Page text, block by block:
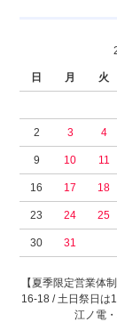
日 月 火
2 3 4
9 10 11
16 17 18
23 24 25
30 31
【夏季限定営業体
16-18 / 土日祭日は
江ノ電